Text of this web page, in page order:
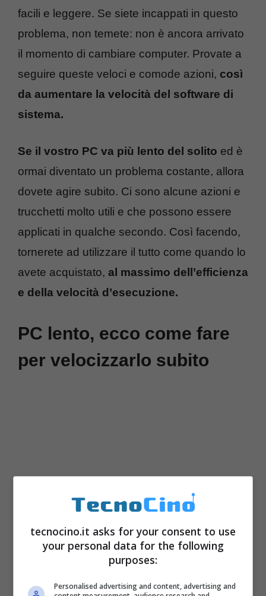
facili e leggere. Se siete incappati in questo
problema, non temete: non è ancora arrivato
il momento di cambiare computer. Provate a
seguire queste veloci e comode azioni, così
da aumentare la velocità del software di
sistema.
Se il vostro PC va più lento del solito ed è
ormai diventato un problema costante, allora
dovete agire subito. Ci sono alcune azioni e
trucchetti molto utili e che possono essere
applicati in qualche secondo. Così facendo,
tornerete ad utilizzare il tutto come quando lo
avete acquistato, al massimo dell’efficienza
e della velocità d’esecuzione.
PC lento, ecco come fare
per velocizzarlo subito
Se avete un computer Windows, vi
programmi superflui all’avvio. Per fare ciò,
tecnocino.it asks for your consent to use
your personal data for the following
purposes:
Personalised advertising and content, advertising and